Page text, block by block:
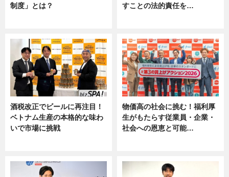
制度」とは？
すことの法的責任を…
酒税改正でビールに再注目！
ベトナム生産の本格的な味わ
いで市場に挑戦
物価高の社会に挑む！福利厚
生がもたらす従業員・企業・
社会への恩恵と可能…